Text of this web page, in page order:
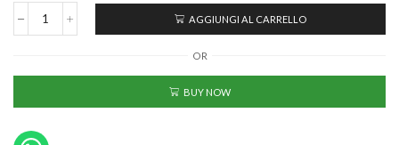
AGGIUNGI AL CARRELLO
OR
BUY NOW